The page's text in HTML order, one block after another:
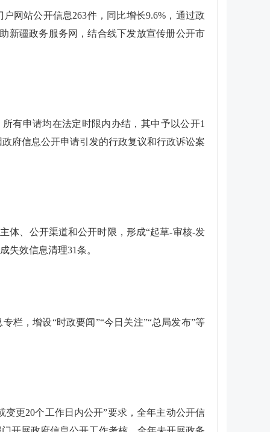
网站公开信息263件，同比增长9.6%，通过政
新疆政务服务网，结合线下发放宣传册公开市
有申请均在法定时限内办结，其中予以公开1
府信息公开申请引发的行政复议和行政诉讼案
体、公开渠道和公开时限，形成“起草-审核-发
失效信息清理31条。
栏，增设“时政要闻”“今日关注”“总局发布”等
更20个工作日内公开”要求，全年主动公开信